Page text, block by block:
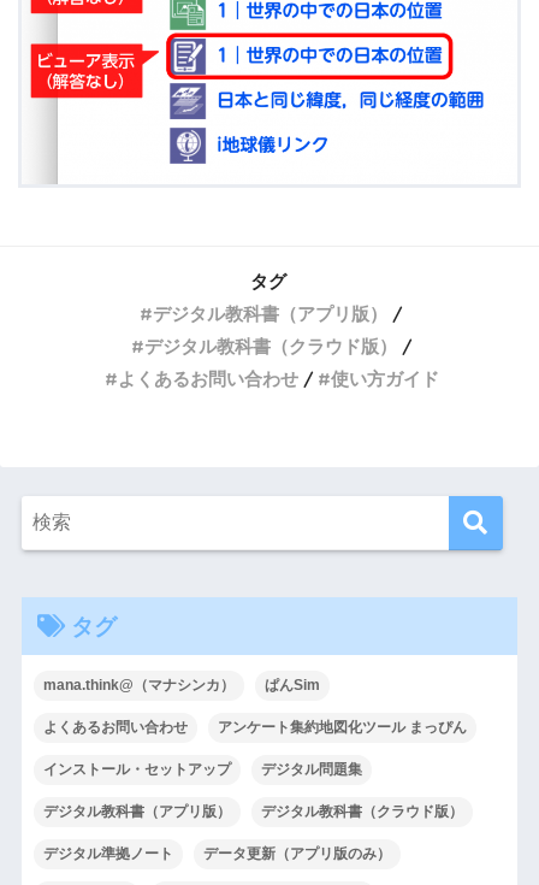
タグ
デジタル教科書（アプリ版）
デジタル教科書（クラウド版）
よくあるお問い合わせ
使い方ガイド
タグ
mana.think@（マナシンカ） ぱんSim
よくあるお問い合わせ アンケート集約地図化ツール まっぴん
インストール・セットアップ デジタル問題集
デジタル教科書（アプリ版） デジタル教科書（クラウド版）
デジタル準拠ノート データ更新（アプリ版のみ）